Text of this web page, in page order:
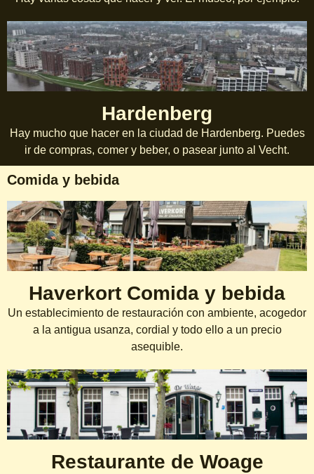
Hardenberg
Hay mucho que hacer en la ciudad de Hardenberg. Puedes
ir de compras, comer y beber, o pasear junto al Vecht.
Comida y bebida
Haverkort Comida y bebida
Un establecimiento de restauración con ambiente, acogedor
a la antigua usanza, cordial y todo ello a un precio
asequible.
Restaurante de Woage